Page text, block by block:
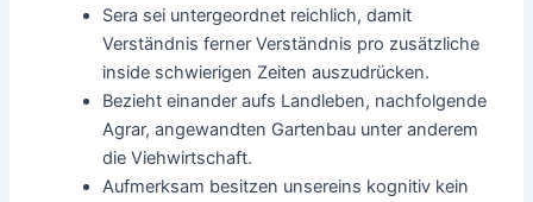
Sera sei untergeordnet reichlich, damit
Verständnis ferner Verständnis pro zusätzliche
inside schwierigen Zeiten auszudrücken.
Bezieht einander aufs Landleben, nachfolgende
Agrar, angewandten Gartenbau unter anderem
die Viehwirtschaft.
Aufmerksam besitzen unsereins kognitiv kein